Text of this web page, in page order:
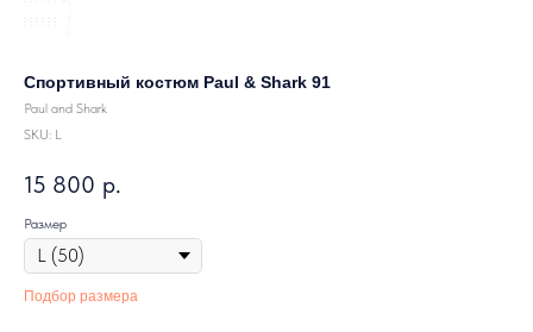
Спортивный костюм Paul & Shark 91
Paul and Shark
SKU: L
15 800 р.
Размер
Подбор размера